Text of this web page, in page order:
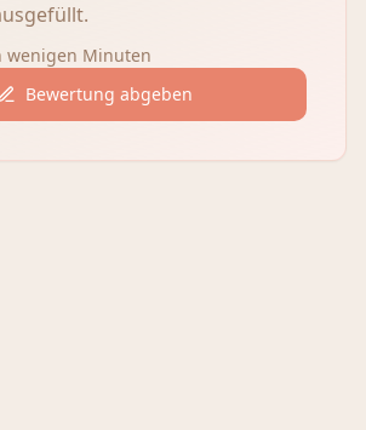
wenigen Minuten
Bewertung abgeben